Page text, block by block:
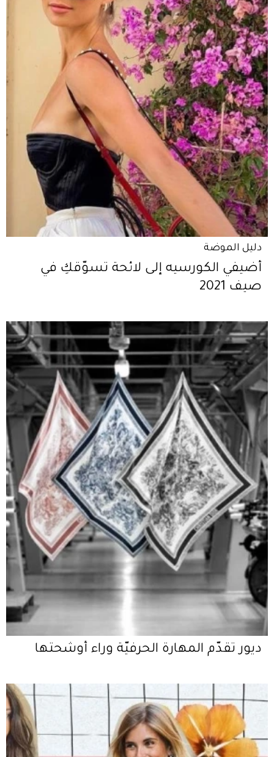
دليل الموضة
أضيفي الكورسيه إلى لائحة تسوّقكِ في
صيف 2021
ديور تقدّم المهارة الحرفيّة وراء أوشحتها